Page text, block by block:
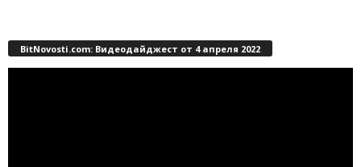
BitNovosti.com: Видеодайджест от 4 апреля 2022